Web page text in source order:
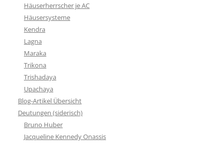
Häuserherrscher je AC
Häusersysteme
Kendra
Lagna
Maraka
Trikona
Trishadaya
Upachaya
Blog-Artikel Übersicht
Deutungen (siderisch)
Bruno Huber
Jacqueline Kennedy Onassis